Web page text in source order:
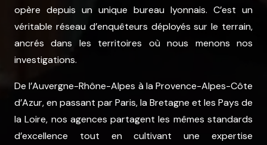
opère depuis un unique bureau lyonnais. C’est un
véritable réseau d’enquêteurs déployés sur le terrain,
ancrés dans les territoires où nous menons nos
investigations.
De l’Auvergne-Rhône-Alpes à la Provence-Alpes-Côte
d’Azur, en passant par Paris, la Bretagne et les Pays de
la Loire, nos agences partagent les mêmes standards
d’excellence tout en cultivant une expertise